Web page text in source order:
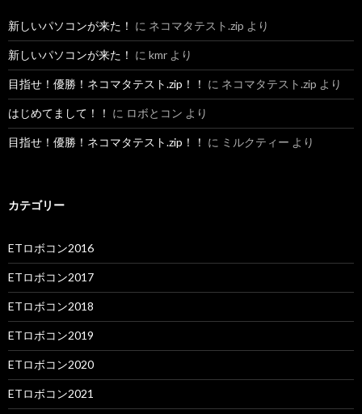
新しいパソコンが来た！ に ネコマタテスト.zip より
新しいパソコンが来た！ に kmr より
目指せ！優勝！ネコマタテスト.zip！！ に ネコマタテスト.zip より
はじめてまして！！ に ロボとコン より
目指せ！優勝！ネコマタテスト.zip！！ に ミルクティー より
カテゴリー
ETロボコン2016
ETロボコン2017
ETロボコン2018
ETロボコン2019
ETロボコン2020
ETロボコン2021